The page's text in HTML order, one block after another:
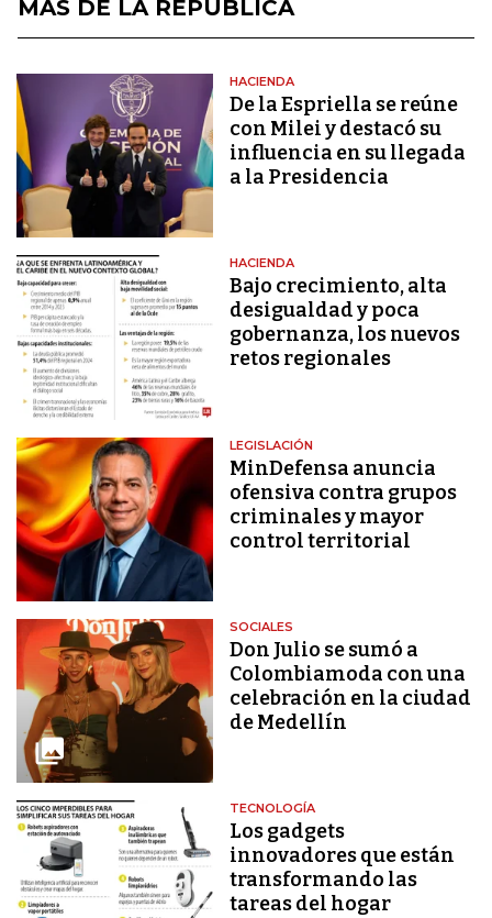
MÁS DE LA REPÚBLICA
HACIENDA
De la Espriella se reúne
con Milei y destacó su
influencia en su llegada
a la Presidencia
HACIENDA
Bajo crecimiento, alta
desigualdad y poca
gobernanza, los nuevos
retos regionales
LEGISLACIÓN
MinDefensa anuncia
ofensiva contra grupos
criminales y mayor
control territorial
SOCIALES
Don Julio se sumó a
Colombiamoda con una
celebración en la ciudad
de Medellín
TECNOLOGÍA
Los gadgets
innovadores que están
transformando las
tareas del hogar